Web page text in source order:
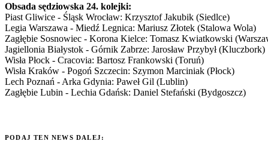
Obsada sędziowska 24. kolejki:
Piast Gliwice - Śląsk Wrocław: Krzysztof Jakubik (Siedlce)
Legia Warszawa - Miedź Legnica: Mariusz Złotek (Stalowa Wola)
Zagłębie Sosnowiec - Korona Kielce: Tomasz Kwiatkowski
Jagiellonia Białystok - Górnik Zabrze: Jarosław Przybył (Kluczbork)
Wisła Płock - Cracovia: Bartosz Frankowski (Toruń)
Wisła Kraków - Pogoń Szczecin: Szymon Marciniak (Płock)
Lech Poznań - Arka Gdynia: Paweł Gil (Lublin)
Zagłębie Lubin - Lechia Gdańsk: Daniel Stefański (Bydgoszcz)
PODAJ TEN NEWS DALEJ: